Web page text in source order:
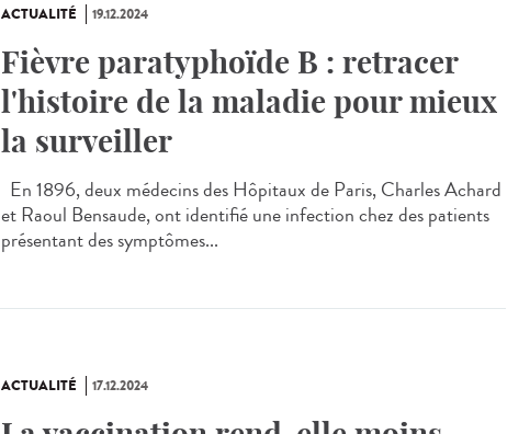
ACTUALITÉ 19.12.2024
Fièvre paratyphoïde B : retracer
l'histoire de la maladie pour mieux
la surveiller
En 1896, deux médecins des Hôpitaux de Paris, Charles Achard
et Raoul Bensaude, ont identifié une infection chez des patients
présentant des symptômes...
ACTUALITÉ 17.12.2024